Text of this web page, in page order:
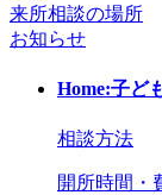
来所相談の場所
お知らせ
Home:子ど
相談方法
開所時間・